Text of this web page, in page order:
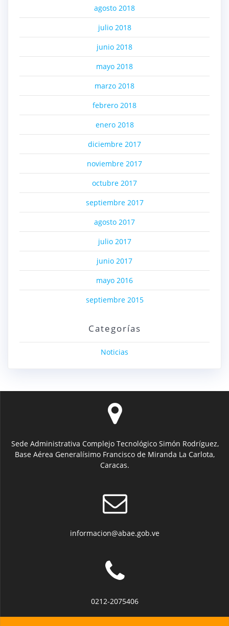
agosto 2018
julio 2018
junio 2018
mayo 2018
marzo 2018
febrero 2018
enero 2018
diciembre 2017
noviembre 2017
octubre 2017
septiembre 2017
agosto 2017
julio 2017
junio 2017
mayo 2016
septiembre 2015
Categorías
Noticias
Sede Administrativa Complejo Tecnológico Simón Rodríguez,
Base Aérea Generalísimo Francisco de Miranda La Carlota,
Caracas.
informacion@abae.gob.ve
0212-2075406